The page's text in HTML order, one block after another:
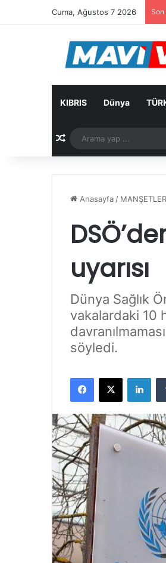
Cuma, Ağustos 7 2026
KIBRIS Dünya
Rastgele Makale
Anasayfa / MANŞETLER
uyarısı
Dünya Sağlık
vakalardaki 10
söyledi.
Facebook
X